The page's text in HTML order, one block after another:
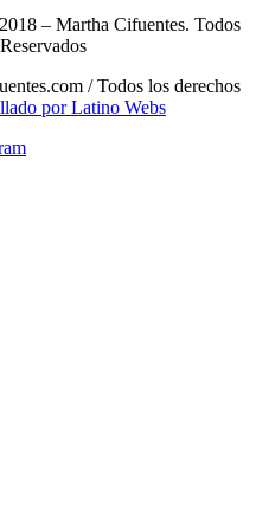
– Martha Cifuentes. Todos
/ Todos los derechos
por Latino Webs